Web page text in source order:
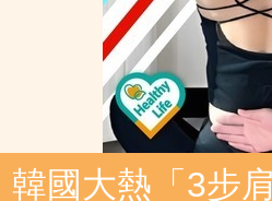
韓國大熱「3步